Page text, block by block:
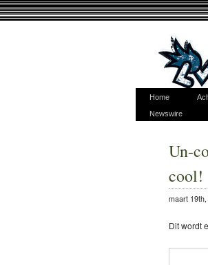
Home
Newswire
Un-
cool!
maart
Dit wordt